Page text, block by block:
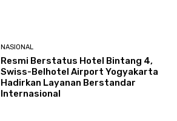
NASIONAL
Resmi Berstatus Hotel Bintang 4,
Swiss-Belhotel Airport Yogyakarta
Hadirkan Layanan Berstandar
Internasional